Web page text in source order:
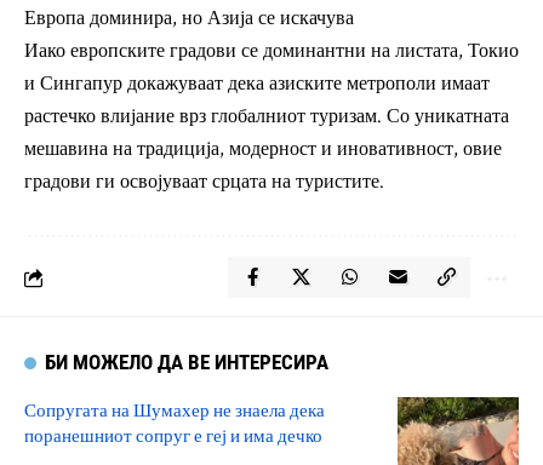
Европа доминира, но Азија се искачува
Иако европските градови се доминантни на листата, Токио
и Сингапур докажуваат дека азиските метрополи имаат
растечко влијание врз глобалниот туризам. Со уникатната
мешавина на традиција, модерност и иновативност, овие
градови ги освојуваат срцата на туристите.
БИ МОЖЕЛО ДА ВЕ ИНТЕРЕСИРА
Сопругата на Шумахер не знаела дека
поранешниот сопруг е геј и има дечко